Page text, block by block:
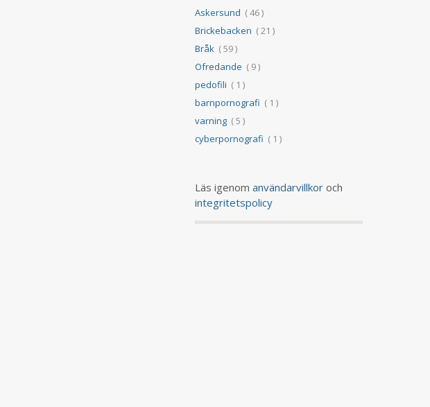
Askersund ( 46 )
Brickebacken ( 21 )
Bråk( 59 )
Ofredande ( 9 )
pedofili ( 1 )
barnpornografi ( 1 )
varning( 5 )
cyberpornografi ( 1 )
Läs igenom användarvillkoroch
integritetspolicy